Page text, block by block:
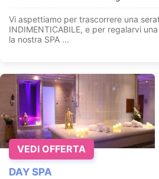
Vi aspettiamo per trascorrere una
INDIMENTICABILE, e per regalarvi
la nostra SPA ...
DAY SPA
VEDI OFFERTA